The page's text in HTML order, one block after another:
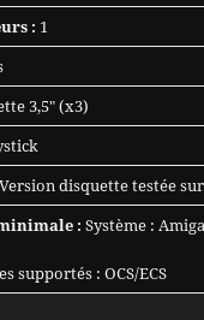
: 1
3,5″ (x3)
Version disquette testée
: Système :
supportés : OCS/ECS